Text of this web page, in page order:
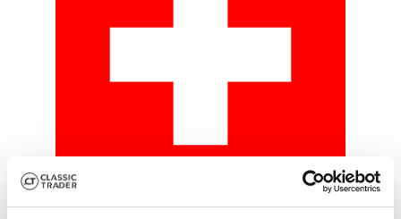
Händler